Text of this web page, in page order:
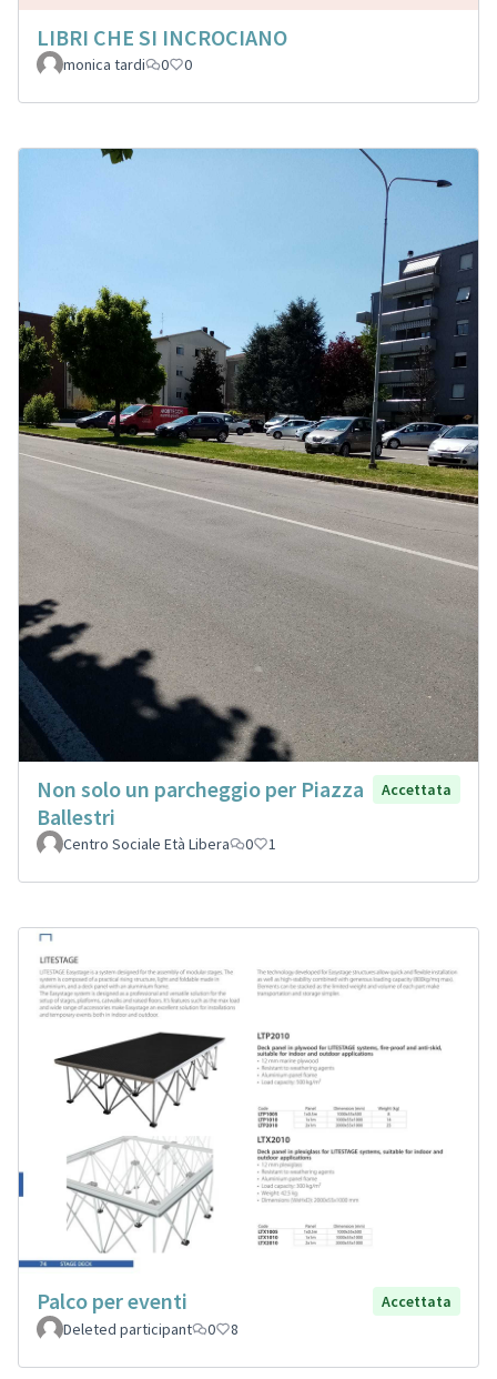
LIBRI CHE SI INCROCIANO
monica tardi 0 0
Non solo un parcheggio per Piazza
Ballestri
Accettata
Centro Sociale Età Libera 0 1
Palco per eventi
Accettata
Deleted participant
0 8